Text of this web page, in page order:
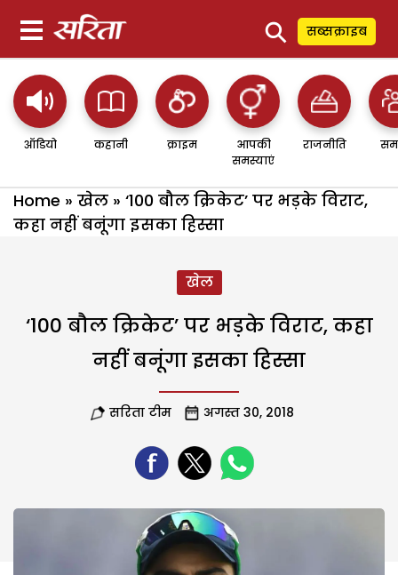
⚲ सब्सक्राइब
ऑडियो कहानी क्राइम
आपकी
समस्याएं
राजनीति
Home » खेल » ‘100 बौल क्रिकेट’ पर भड़के विराट,
कहा नहीं बनूंगा इसका हिस्सा
खेल
‘100 बौल क्रिकेट’ पर भड़के विराट, कहा
नहीं बनूंगा इसका हिस्सा
सरिता टीम अगस्त 30, 2018